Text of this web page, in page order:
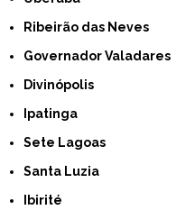
Ribeirão das Neves
Governador Valadares
Divinópolis
Ipatinga
Sete Lagoas
Santa Luzia
Ibirité